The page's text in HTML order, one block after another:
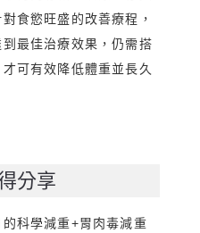
食慾旺盛的改善療程，
最佳治療效果，仍需搭
可有效降低體重並長久
分享
科學減重+胃肉毒減重